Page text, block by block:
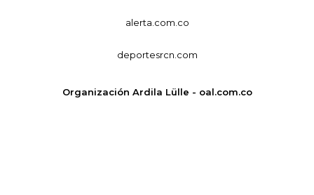
alerta.com.co
deportesrcn.com
Organización Ardila Lülle - oal.com.co